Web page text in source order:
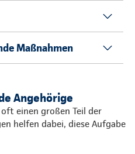
Maßnahmen
Angehörige
einen großen Teil der
helfen dabei, diese Aufgabe